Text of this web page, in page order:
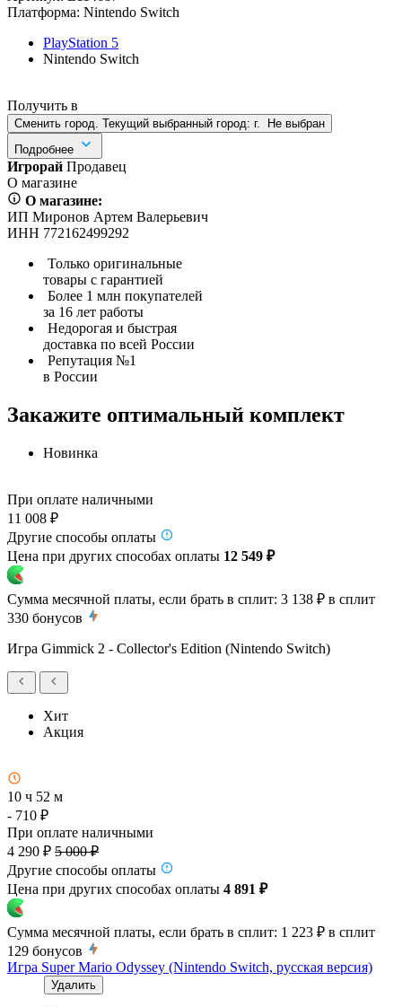
Платформа: Nintendo Switch
PlayStation 5
Nintendo Switch
Получить в
Сменить город. Текущий выбранный город: г.
Не выбран
Подробнее
Игрорай Продавец
О магазине
О магазине:
ИП Миронов Артем Валерьевич
ИНН 772162499292
Только оригинальные
товары с гарантией
Более 1 млн покупателей
за 16 лет работы
Недорогая и быстрая
доставка по всей России
Репутация №1
в России
Закажите оптимальный комплект
Новинка
При оплате наличными
11 008 ₽
Другие способы оплаты
Цена при других способах оплаты 12 549 ₽
Сумма месячной платы, если брать в сплит: 3 138 ₽ в сплит
330 бонусов
Игра Gimmick 2 - Collector's Edition (Nintendo Switch)
Хит
Акция
10 ч 52 м
- 710 ₽
При оплате наличными
4 290 ₽ 5 000 ₽
Другие способы оплаты
Цена при других способах оплаты 4 891 ₽
Сумма месячной платы, если брать в сплит: 1 223 ₽ в сплит
129 бонусов
Игра Super Mario Odyssey (Nintendo Switch, русская версия)
Удалить